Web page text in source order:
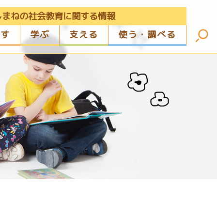
ねの社会教育に関する情報
学ぶ 支える 使う・調べる